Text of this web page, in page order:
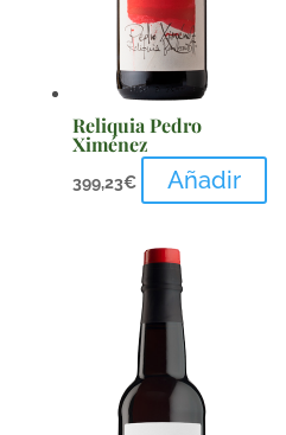
Reliquia Pedro
Ximénez
399,23€ Añadir